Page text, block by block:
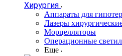
Хирургия
Аппараты для
Лазеры
Морцелляторы
Операционные
Еще